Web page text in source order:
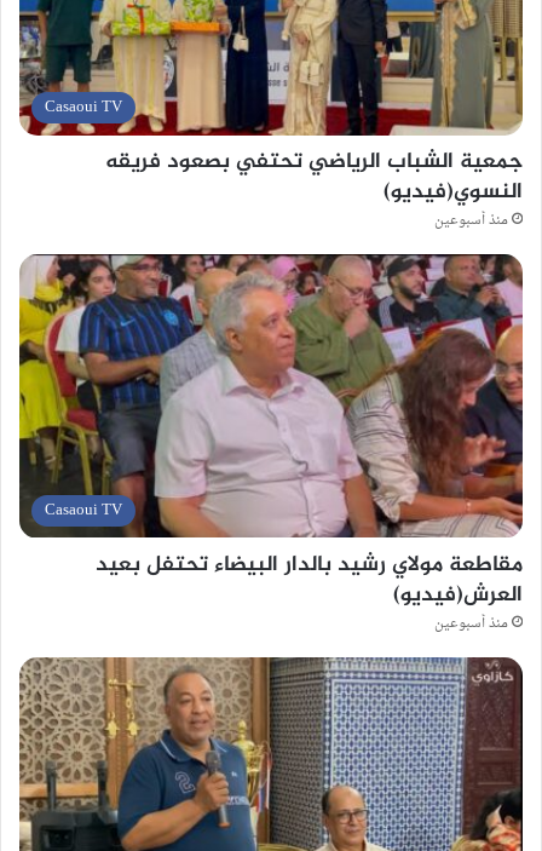
Casaoui TV
جمعية الشباب الرياضي تحتفي بصعود فريقه
النسوي(فيديو)
منذ أسبوعين
Casaoui TV
مقاطعة مولاي رشيد بالدار البيضاء تحتفل بعيد
العرش(فيديو)
منذ أسبوعين